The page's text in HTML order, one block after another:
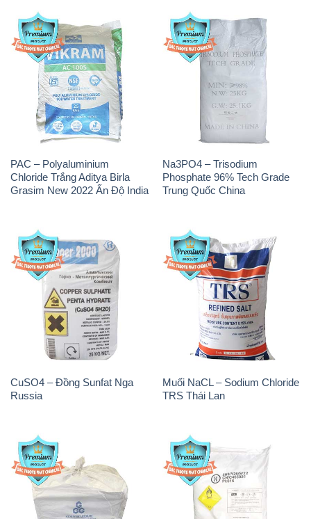
PAC – Polyaluminium
Chloride Trắng Aditya Birla
Grasim New 2022 Ấn Độ India
Na3PO4 – Trisodium
Phosphate 96% Tech Grade
Trung Quốc China
CuSO4 – Đồng Sunfat Nga
Russia
Muối NaCL – Sodium Chloride
TRS Thái Lan